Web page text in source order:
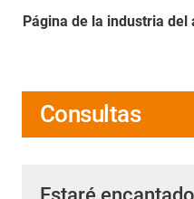
Página de la industria del
Consultas